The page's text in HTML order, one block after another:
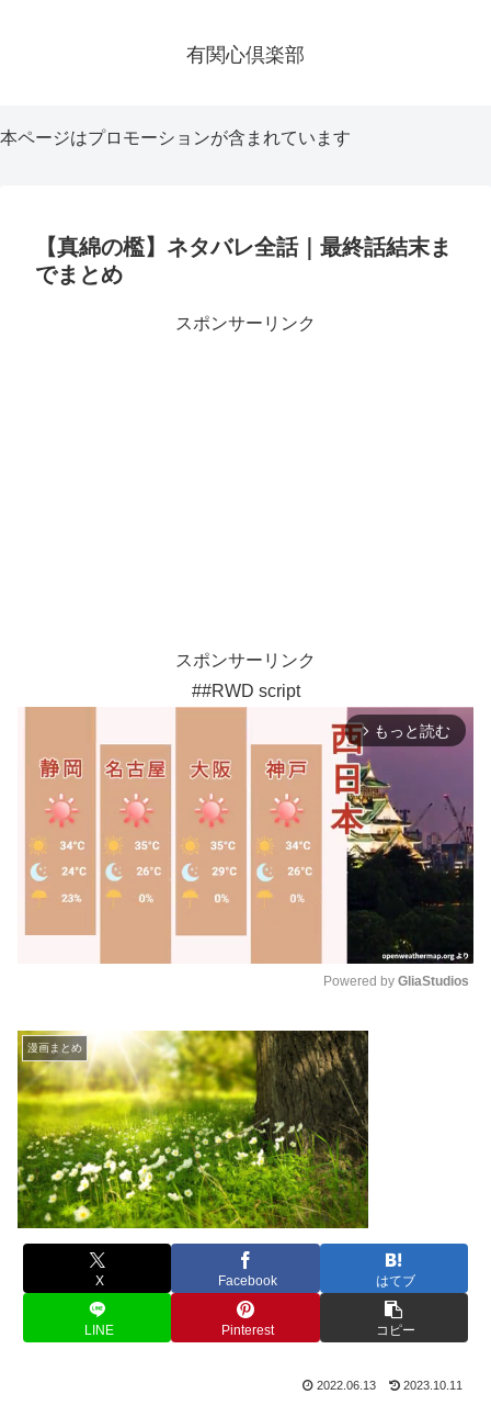
有関心倶楽部
本ページはプロモーションが含まれています
【真綿の檻】ネタバレ全話｜最終話結末ま
でまとめ
スポンサーリンク
スポンサーリンク
##RWD script
arrow_forward_ios もっと読む
Powered by GliaStudios
漫画まとめ
X Facebook はてブ
LINE Pinterest コピー
2022.06.13 2023.10.11